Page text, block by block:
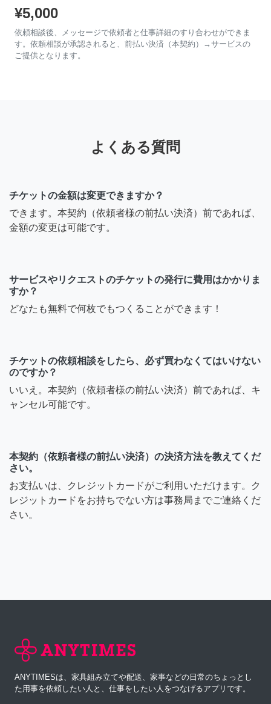
¥5,000
依頼相談後、メッセージで依頼者と仕事詳細のすり合わせができま
す。依頼相談が承認されると、前払い決済（本契約）→サービスの
ご提供となります。
よくある質問
チケットの金額は変更できますか？
できます。本契約（依頼者様の前払い決済）前であれば、
金額の変更は可能です。
サービスやリクエストのチケットの発行に費用はかかりま
すか？
どなたも無料で何枚でもつくることができます！
チケットの依頼相談をしたら、必ず買わなくてはいけない
のですか？
いいえ。本契約（依頼者様の前払い決済）前であれば、キ
ャンセル可能です。
本契約（依頼者様の前払い決済）の決済方法を教えてくだ
さい。
お支払いは、クレジットカードがご利用いただけます。ク
レジットカードをお持ちでない方は事務局までご連絡くだ
さい。
ANYTIMESは、家具組み立てや配送、家事などの日常のちょっとし
た用事を依頼したい人と、仕事をしたい人をつなげるアプリです。